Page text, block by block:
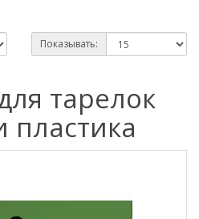
Показывать:
тарелок
пластика